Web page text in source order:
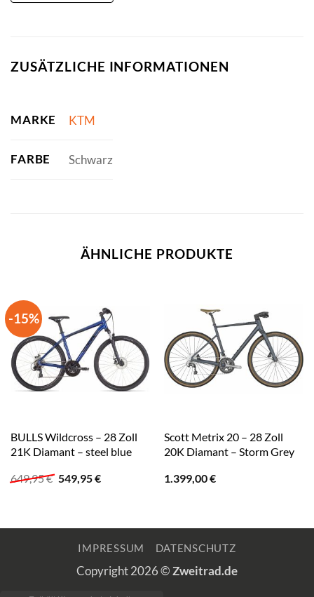
ZUSÄTZLICHE INFORMATIONEN
MARKE KTM
FARBE Schwarz
ÄHNLICHE PRODUKTE
-15%
BULLS Wildcross – 28 Zoll
21K Diamant – steel blue
649,95€ Ursprünglicher
Preis
549,95€Aktueller
Scott Metrix 20 – 28 Zoll
20K Diamant – Storm Grey
1.399,00€
IMPRESSUM DATENSCHUTZ
Copyright 2026 ©Zweitrad.de